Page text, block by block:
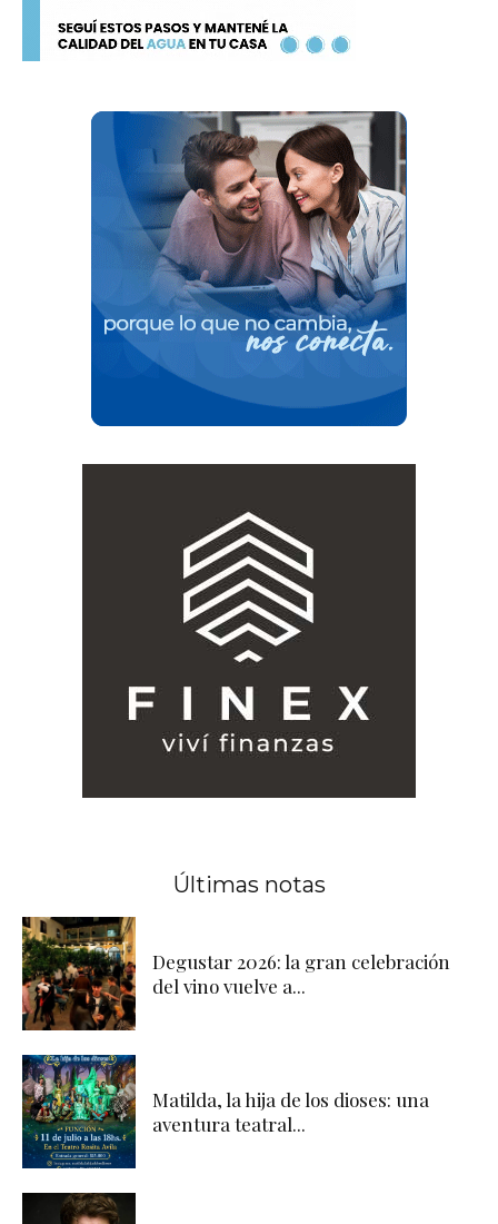
Últimas notas
Degustar 2026: la gran celebración
del vino vuelve a...
Matilda, la hija de los dioses: una
aventura teatral...